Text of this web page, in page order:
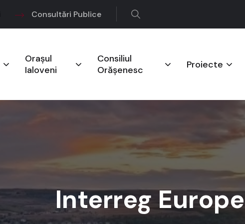
Consultări Publice
Orașul
Ialoveni
Consiliul
Orășenesc
Proiecte
Interreg Europe